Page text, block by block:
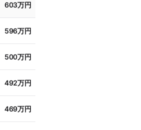
603万円
596万円
500万円
492万円
469万円